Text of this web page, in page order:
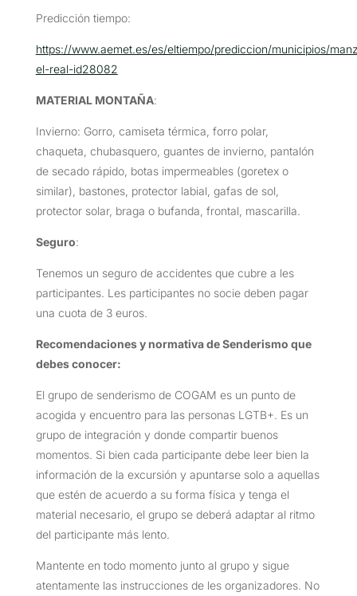
Predicción tiempo:
https://www.aemet.es/es/eltiempo/prediccion/municipios/
el-real-id28082
MATERIAL MONTAÑA:
Invierno: Gorro, camiseta térmica, forro polar,
chaqueta, chubasquero, guantes de invierno, pantalón
de secado rápido, botas impermeables (goretex o
similar), bastones, protector labial, gafas de sol,
protector solar, braga o bufanda, frontal, mascarilla.
Seguro:
Tenemos un seguro de accidentes que cubre a les
participantes. Les participantes no socie deben pagar
una cuota de 3 euros.
Recomendaciones y normativa de Senderismo que
debes conocer:
El grupo de senderismo de COGAM es un punto de
acogida y encuentro para las personas LGTB+. Es un
grupo de integración y donde compartir buenos
momentos. Si bien cada participante debe leer bien la
información de la excursión y apuntarse solo a aquellas
que estén de acuerdo a su forma física y tenga el
material necesario, el grupo se deberá adaptar al ritmo
del participante más lento.
Mantente en todo momento junto al grupo y sigue
atentamente las instrucciones de les organizadores. No